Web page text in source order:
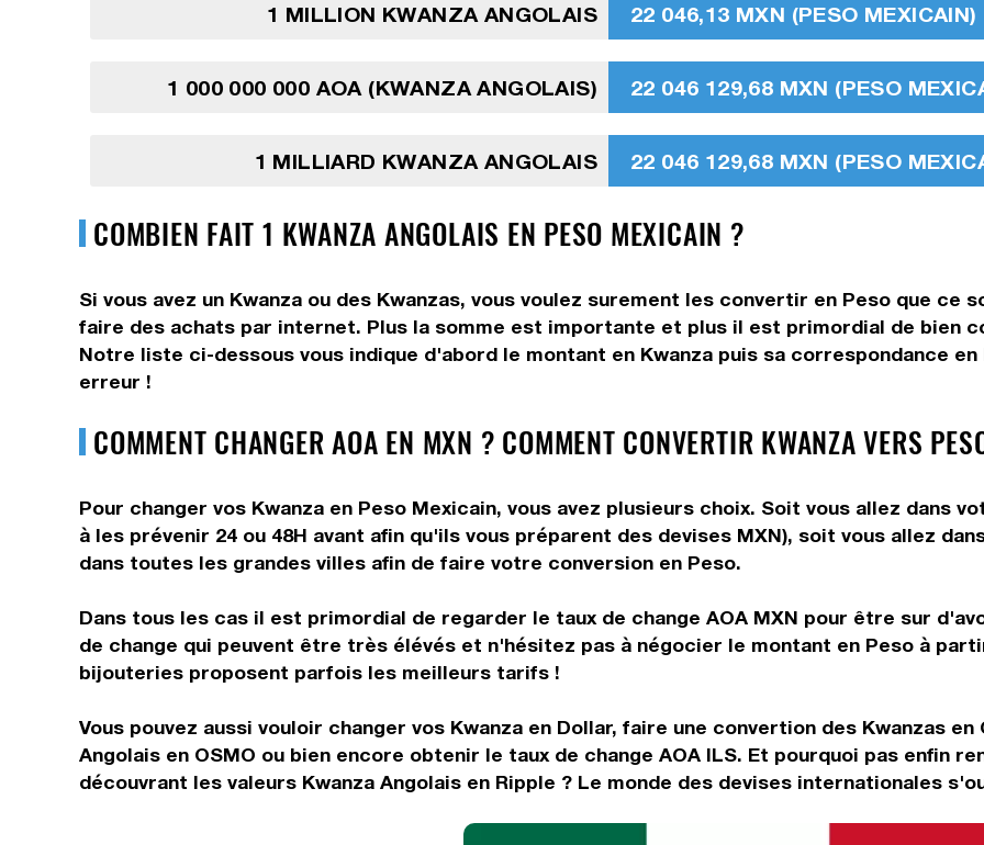
1 MILLION KWANZA ANGOLAIS 22 046,13 MXN (PESO MEXICAIN)
1 000 000 000 AOA (KWANZA ANGOLAIS) 22 046 129,68 MXN (PESO
1 MILLIARD KWANZA ANGOLAIS 22 046 129,68 MXN (PESO
COMBIEN FAIT 1 KWANZA ANGOLAIS EN PESO MEXICAIN ?
Si vous avez un Kwanza ou des Kwanzas, vous voulez surement les convertir en Peso que ce
faire des achats par internet. Plus la somme est importante et plus il est primordial de bien
Notre liste ci-dessous vous indique d'abord le montant en Kwanza puis sa correspondance
erreur !
COMMENT CHANGER AOA EN MXN ? COMMENT CONVERTIR KWANZA VERS
Pour changer vos Kwanza en Peso Mexicain, vous avez plusieurs choix. Soit vous allez dans
à les prévenir 24 ou 48H avant afin qu'ils vous préparent des devises MXN), soit vous allez
dans toutes les grandes villes afin de faire votre conversion en Peso.
Dans tous les cas il est primordial de regarder le taux de change AOA MXN pour être sur
de change qui peuvent être très élévés et n'hésitez pas à négocier le montant en Peso à
bijouteries proposent parfois les meilleurs tarifs !
Vous pouvez aussi vouloir changer vos Kwanza en Dollar, faire une convertion des Kwanzas
Angolais en OSMO ou bien encore obtenir le taux de change AOA ILS. Et pourquoi pas enfin
découvrant les valeurs Kwanza Angolais en Ripple ? Le monde des devises internationales